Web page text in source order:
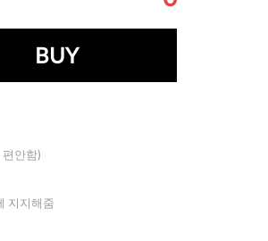
BUY
안함)
지지해줌